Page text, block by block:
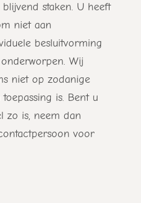
staken. U heeft
niet aan
besluitvorming
Wij
niet op zodanige
is. Bent u
zo is, neem dan
voor